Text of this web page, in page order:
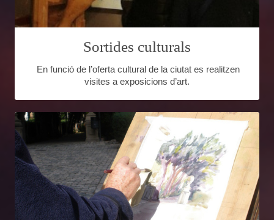
Sortides culturals
En funció de l’oferta cultural de la ciutat es realitzen
visites a exposicions d’art.